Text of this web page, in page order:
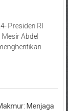
Presiden RI
Abdel
Menjaga